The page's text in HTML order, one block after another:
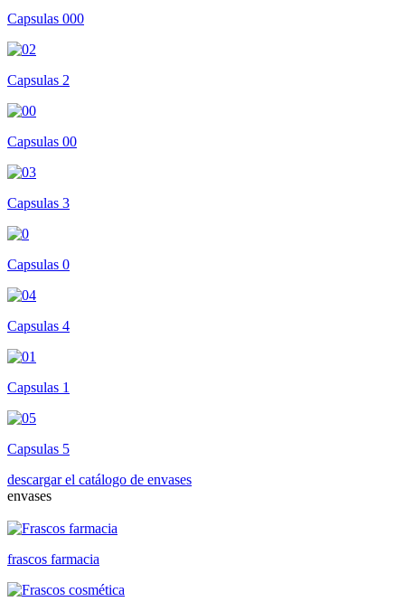
Capsulas 000
Capsulas 2
Capsulas 00
Capsulas 3
Capsulas 0
Capsulas 4
Capsulas 1
Capsulas 5
descargar el catálogo de envases
envases
frascos farmacia